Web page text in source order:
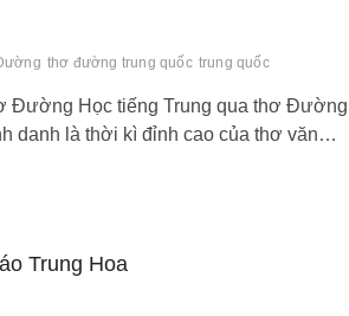
thơ đường trung quốc trung quốc
Đường Học tiếng Trung qua thơ Đường
danh là thời kì đỉnh cao của thơ văn…
Trung Hoa